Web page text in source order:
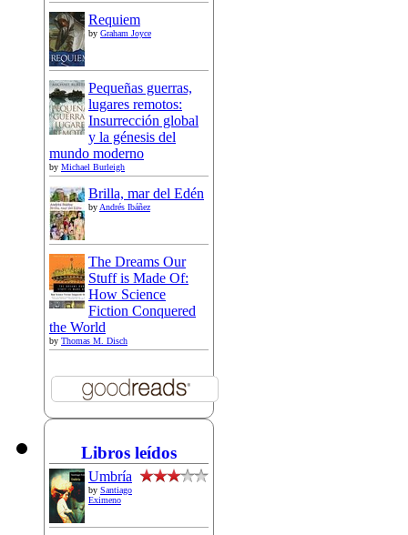
Requiem
by Graham Joyce
Pequeñas guerras,
lugares remotos:
Insurrección global
y la génesis del
mundo moderno
by Michael Burleigh
Brilla, mar del Edén
by Andrés Ibáñez
The Dreams Our
Stuff is Made Of:
How Science
Fiction Conquered
the World
by Thomas M. Disch
Libros leídos
Umbría
by Santiago
Eximeno